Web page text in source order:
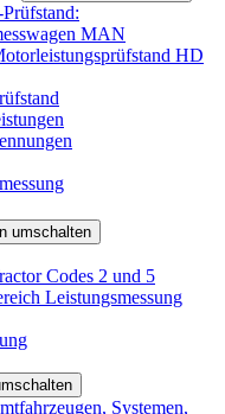
MAN
HD
umschalten
Codes 2 und 5
Leistungsmessung
Systemen,